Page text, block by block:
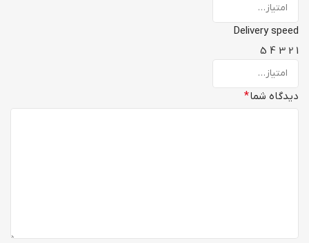
Delivery speed
1
2
3
4
5
دیدگاه شما*